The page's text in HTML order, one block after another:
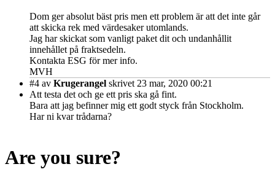
Dom ger absolut bäst pris men ett problem är att det inte går
att skicka rek med värdesaker utomlands.
Jag har skickat som vanligt paket dit och undanhållit
innehållet på fraktsedeln.
Kontakta ESG för mer info.
MVH
#4 av Krugerangel skrivet 23 mar, 2020 00:21
Att testa det och ge ett pris ska gå fint.
Bara att jag befinner mig ett godt styck från Stockholm.
Har ni kvar trådarna?
Are you sure?